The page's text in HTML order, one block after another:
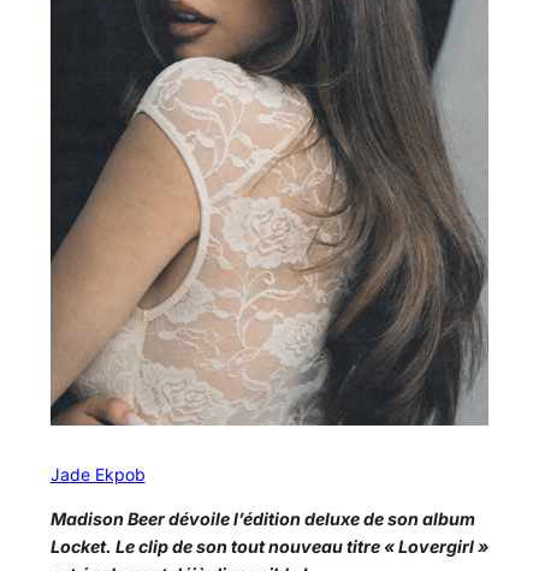
Jade Ekpob
Madison Beer dévoile l’édition deluxe de son album
Locket. Le clip de son tout nouveau titre « Lovergirl »